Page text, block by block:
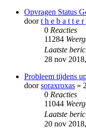
Opvragen Status
doort h e b a t t e r
0 Reacties
11284
Laatste
28 nov
Probleem tijdens
doorsoraxroxas »
0 Reacties
11044
Laatste
20 nov